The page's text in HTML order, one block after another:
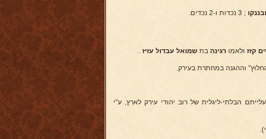
; 3 נכדות ו-2 נכדים.
קזז ולאמו רגינה בת שמואל עבדול עזיז
לעלייתם הבלתי-ליגלית של רוב יהודי עירק לארץ, ע"י